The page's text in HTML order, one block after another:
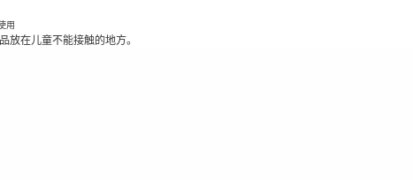
用
放在儿童不能接触的地方。